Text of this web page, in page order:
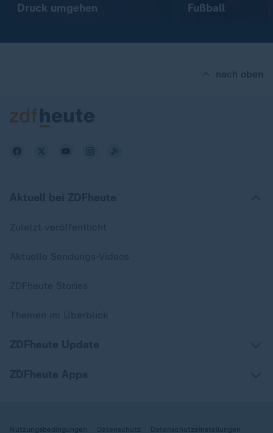
Druck umgehen
Fußball
nach oben
Nutzungsbedingungen Datenschutz Datenschutzeinstellungen